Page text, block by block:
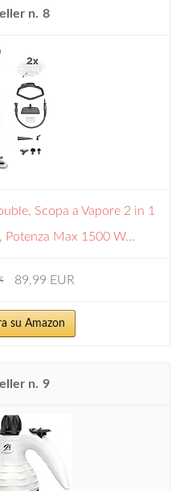
8
Scopa a Vapore 2 in 1
Max 1500 W...
89,99 EUR
su Amazon
9